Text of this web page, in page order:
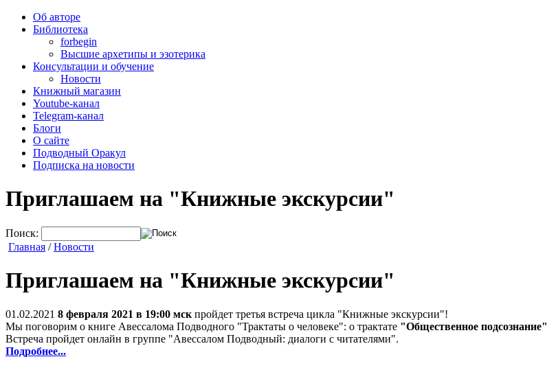
Об авторе
Библиотека
forbegin
Высшие архетипы и эзотерика
Консультации и обучение
Новости
Книжный магазин
Youtube-канал
Telegram-канал
Блоги
О сайте
Подводный Оракул
Подписка на новости
Приглашаем на "Книжные экскурсии"
Поиск:
Главная /Новости
Приглашаем на "Книжные экскурсии"
01.02.2021 8 февраля 2021 в 19:00 мск пройдет третья встреча цикла "Книжные экскурсии"!
Мы поговорим о книге Авессалома Подводного "Трактаты о человеке": о трактате "Общественное подсознание"
Встреча пройдет онлайн в группе "Авессалом Подводный: диалоги с читателями".
Подробнее...